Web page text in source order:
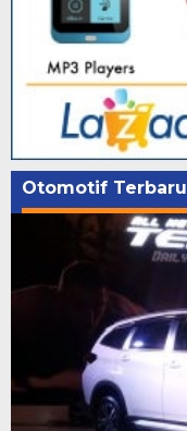
Otomotif Terbaru